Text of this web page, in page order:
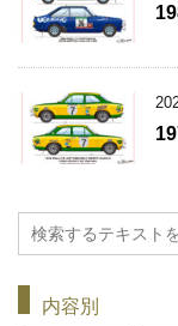
内容別